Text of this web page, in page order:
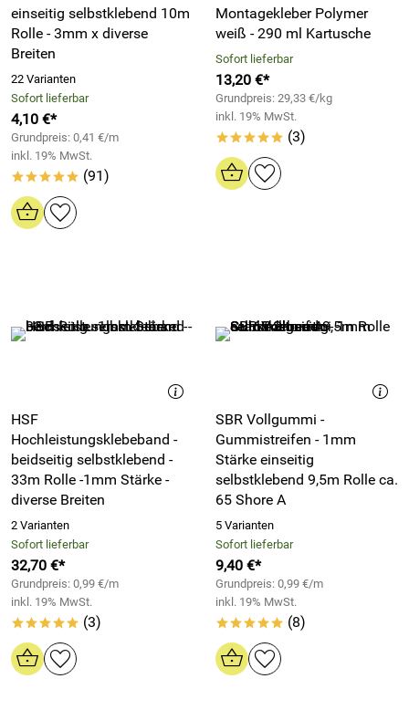
einseitig selbstklebend 10m
Rolle - 3mm x diverse
Breiten
22 Varianten
Sofort lieferbar
4,10 €*
Grundpreis: 0,41 €/m
inkl. 19% MwSt.
***** (91)
Montagekleber Polymer
weiß - 290 ml Kartusche
Sofort lieferbar
13,20 €*
Grundpreis: 29,33 €/kg
inkl. 19% MwSt.
***** (3)
HSF
Hochleistungsklebeband -
beidseitig selbstklebend -
33m Rolle -1mm Stärke -
diverse Breiten
2 Varianten
Sofort lieferbar
32,70 €*
Grundpreis: 0,99 €/m
inkl. 19% MwSt.
***** (3)
SBR Vollgummi -
Gummistreifen - 1mm
Stärke einseitig
selbstklebend 9,5m Rolle ca.
65 Shore A
5 Varianten
Sofort lieferbar
9,40 €*
Grundpreis: 0,99 €/m
inkl. 19% MwSt.
***** (8)